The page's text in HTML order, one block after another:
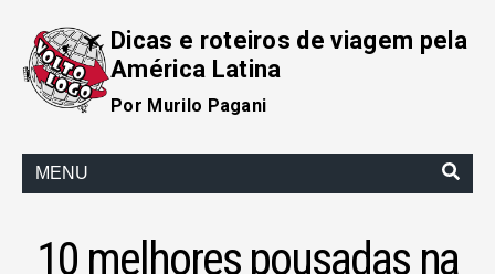
Dicas e roteiros de viagem pela
América Latina
Por Murilo Pagani
MENU
10 melhores pousadas na